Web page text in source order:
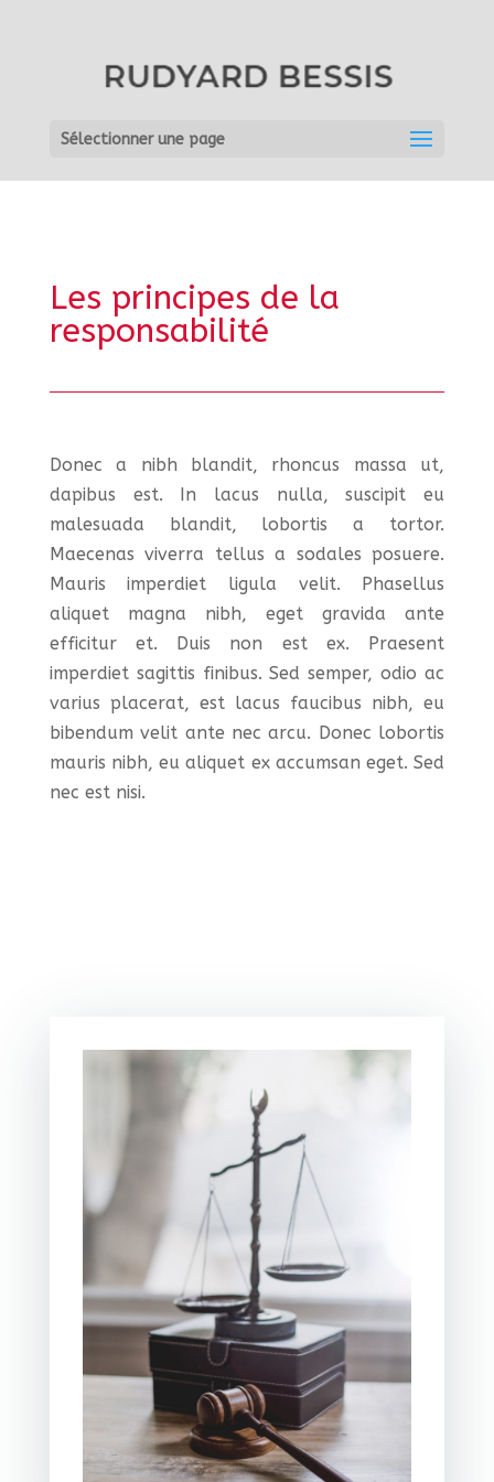
Sélectionner une page
Les principes de la
responsabilité
Donec a nibh blandit, rhoncus massa ut,
dapibus est. In lacus nulla, suscipit eu
malesuada blandit, lobortis a tortor.
Maecenas viverra tellus a sodales posuere.
Mauris imperdiet ligula velit. Phasellus
aliquet magna nibh, eget gravida ante
efficitur et. Duis non est ex. Praesent
imperdiet sagittis finibus. Sed semper, odio ac
varius placerat, est lacus faucibus nibh, eu
bibendum velit ante nec arcu. Donec lobortis
mauris nibh, eu aliquet ex accumsan eget. Sed
nec est nisi.